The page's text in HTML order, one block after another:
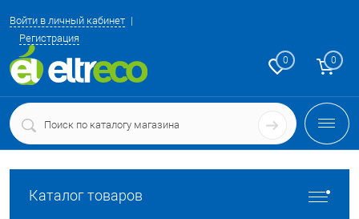
Войти в личный кабинет
Регистрация
0 0
Каталог товаров